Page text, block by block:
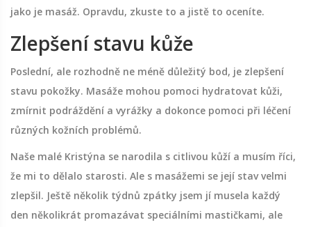
jako je masáž. Opravdu, zkuste to a jistě to oceníte.
Zlepšení stavu kůže
Poslední, ale rozhodně ne méně důležitý bod, je zlepšení
stavu pokožky. Masáže mohou pomoci hydratovat kůži,
zmírnit podráždění a vyrážky a dokonce pomoci při léčení
různých kožních problémů.
Naše malé Kristýna se narodila s citlivou kůží a musím říci,
že mi to dělalo starosti. Ale s masážemi se její stav velmi
zlepšil. Ještě několik týdnů zpátky jsem jí musela každý
den několikrát promazávat speciálními mastičkami, ale